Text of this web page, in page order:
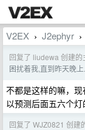
V2EX › J2ephyr ›
回复了 liudewa 创建的
困扰着我,直到昨天晚上
不都是这样的嘛，
以预测后面五六个灯
回复了 WJZ0821 创建